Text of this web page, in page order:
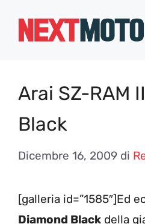
Arai SZ-RAM
Black
Dicembre 16, 2009 di
[galleria id=”1585″]Ed
Diamond Black della